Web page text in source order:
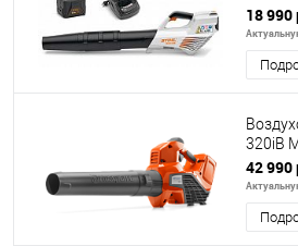
18 990
320iB
42 990